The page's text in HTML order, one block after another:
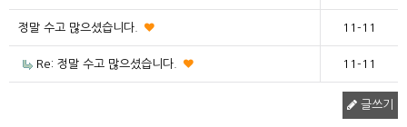
정말 수고 많으셨습니다. 11-11
Re: 정말 수고 많으셨습니다. 11-11
글쓰기